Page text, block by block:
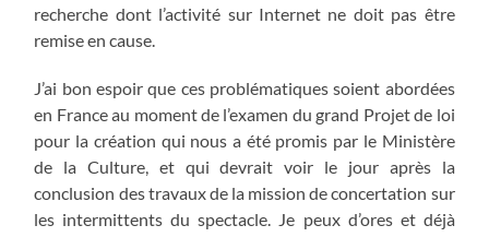
recherche dont l’activité sur Internet ne doit pas être
remise en cause.
J’ai bon espoir que ces problématiques soient abordées
en France au moment de l’examen du grand Projet de loi
pour la création qui nous a été promis par le Ministère
de la Culture, et qui devrait voir le jour après la
conclusion des travaux de la mission de concertation sur
les intermittents du spectacle. Je peux d’ores et déjà